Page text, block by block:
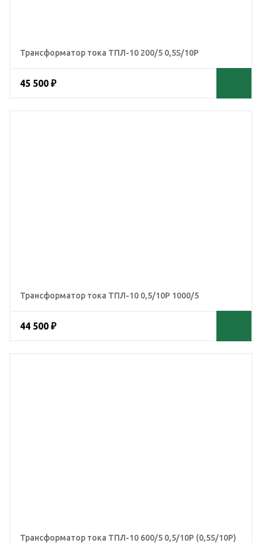
Трансформатор тока ТПЛ-10 200/5 0,5S/10Р
45 500 ₽
Трансформатор тока ТПЛ-10 0,5/10Р 1000/5
44 500 ₽
Трансформатор тока ТПЛ-10 600/5 0,5/10Р (0,5S/10Р)